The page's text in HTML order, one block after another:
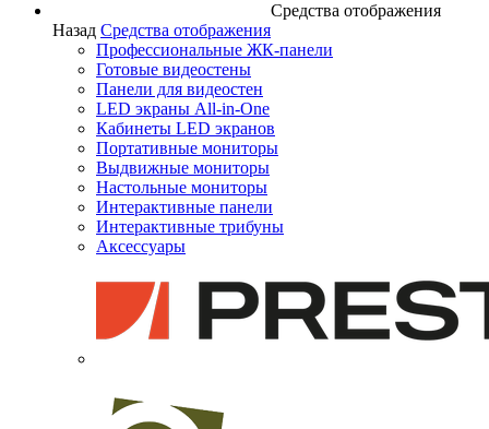
Средства отображения
Назад Средства отображения
Профессиональные ЖК-панели
Готовые видеостены
Панели для видеостен
LED экраны All-in-One
Кабинеты LED экранов
Портативные мониторы
Выдвижные мониторы
Настольные мониторы
Интерактивные панели
Интерактивные трибуны
Аксессуары